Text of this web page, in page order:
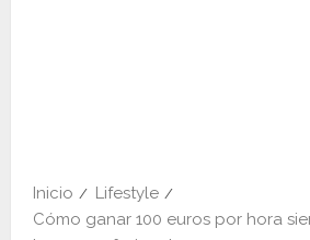
Inicio
Lifestyle
Cómo ganar 100 euros por hora